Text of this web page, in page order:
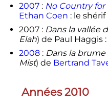
2007: No Country for
Ethan Coen : le
2007 : Dans la vallée
Elah) de Paul Haggis
2008: Dans la
Mist) de Bertrand
Années 2010